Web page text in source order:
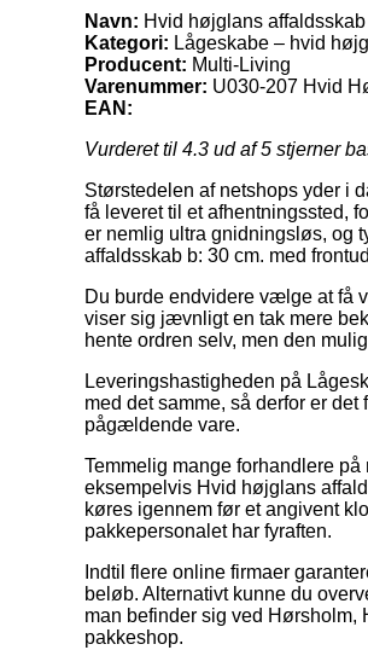
Navn: Hvid højglans
Kategori: Lågeskabe – hvid
Producent: Multi-Living
Varenummer: U030-207 Hvid
EAN:
Vurderet til 4.3 ud af 5 stjerner
Størstedelen af netshops yder i
få leveret til et afhentningssted,
er nemlig ultra gnidningsløs, og
affaldsskab b: 30 cm. med
Du burde endvidere vælge at få
viser sig jævnligt en tak mere
hente ordren selv, men den
Leveringshastigheden på
med det samme, så derfor er
pågældende vare.
Temmelig mange forhandlere
eksempelvis Hvid højglans
køres igennem før et angivent
pakkepersonalet har fyraften.
Indtil flere online firmaer
beløb. Alternativt kunne du
man befinder sig ved
pakkeshop.